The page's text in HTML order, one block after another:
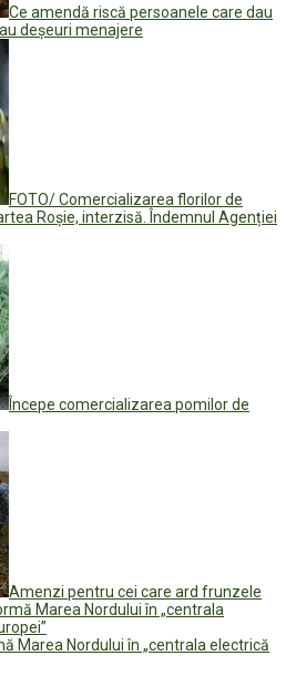
Ce amendă riscă persoanele care dau
deșeuri menajere
FOTO/ Comercializarea florilor de
Roșie, interzisă. Îndemnul Agenției
Începe comercializarea pomilor de
Amenzi pentru cei care ard frunzele
Marea Nordului în „centrala electrică